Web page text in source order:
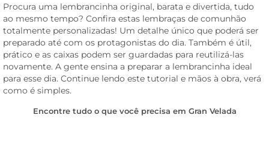
Procura uma lembrancinha original, barata e divertida, tudo
ao mesmo tempo? Confira estas lembraças de comunhão
totalmente personalizadas! Um detalhe único que poderá ser
preparado até com os protagonistas do dia. Também é útil,
prático e as caixas podem ser guardadas para reutilizá-las
novamente. A gente ensina a preparar a lembrancinha ideal
para esse dia. Continue lendo este tutorial e mãos à obra, verá
como é simples.
Encontre tudo o que você precisa em Gran Velada